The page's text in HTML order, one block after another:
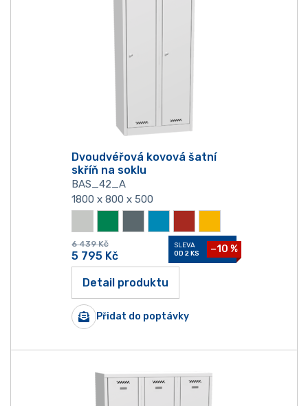
Dvoudvéřová kovová šatní
skříň na soklu
BAS_42_A
1800 x 800 x 500
6 439 Kč
5 795 Kč
SLEVA
OD 2 KS
−10 %
Detail produktu
Přidat do poptávky